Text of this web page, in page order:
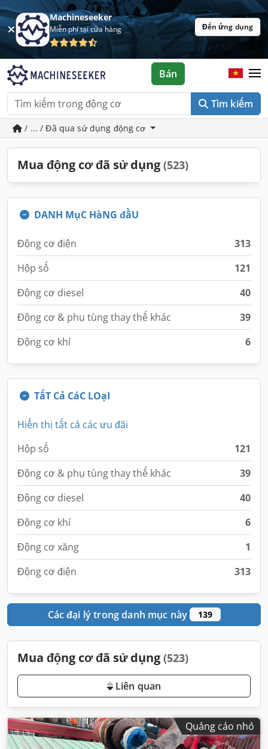
Machineseeker
Miễn phí tại cửa hàng Đến ứng dụng
Tìm kiếm
Bán
/ ... / Đã qua sử dụng động cơ
Mua động cơ đã sử dụng (523)
DANH MụC HàNG đầU
Động cơ điện
313
Hộp số
121
Động cơ diesel
40
Động cơ & phụ tùng thay thế khác
39
Động cơ khí
6
TấT Cả CáC LOạI
Hiển thị tất cả các ưu đãi
Hộp số
121
Động cơ & phụ tùng thay thế khác
39
Động cơ diesel
40
Động cơ khí
6
Động cơ xăng
1
Động cơ điện
313
Các đại lý trong danh mục này 139
Mua động cơ đã sử dụng (523)
Liên quan
Quảng cáo nhỏ